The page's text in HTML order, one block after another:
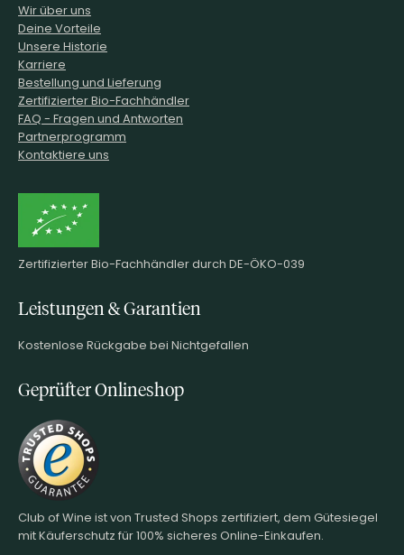
Wir über uns
Deine Vorteile
Unsere Historie
Karriere
Bestellung und Lieferung
Zertifizierter Bio-Fachhändler
FAQ - Fragen und Antworten
Partnerprogramm
Kontaktiere uns
Zertifizierter Bio-Fachhändler durch DE-ÖKO-039
Leistungen & Garantien
Kostenlose Rückgabe bei Nichtgefallen
Geprüfter Onlineshop
Club of Wine ist von Trusted Shops zertifiziert, dem Gütesiegel
mit Käuferschutz für 100% sicheres Online-Einkaufen.